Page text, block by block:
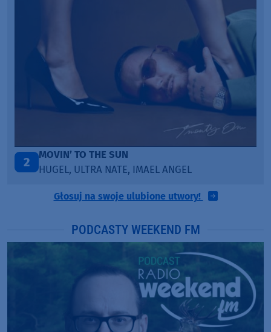
3
TAŃCZ!
BLETKA
Głosuj na swoje ulubione utwory!
PODCASTY WEEKEND FM